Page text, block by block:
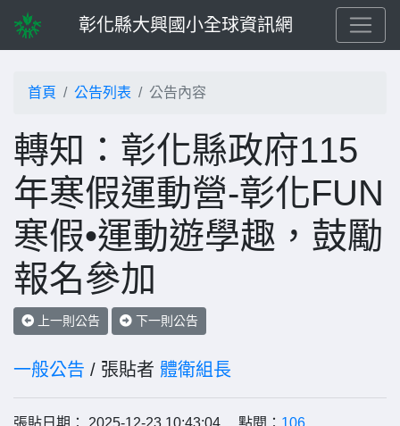
彰化縣大興國小全球資訊網
首頁 公告列表 公告內容
轉知：彰化縣政府115
年寒假運動營-彰化FUN
寒假•運動遊學趣，鼓勵
報名參加
上一則公告 下一則公告
一般公告 / 張貼者 體衛組長
張貼日期： 2025-12-23 10:43:04 點閱： 106